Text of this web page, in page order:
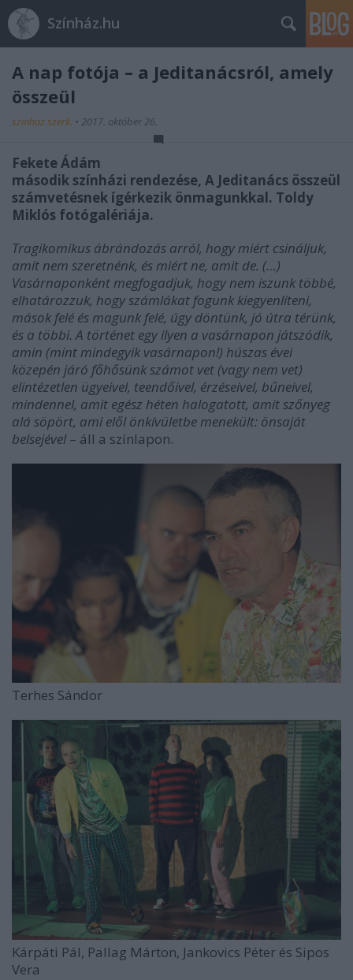
Színház.hu
A nap fotója – a Jeditanácsról, amely
összeül
szinhaz szerk. • 2017. október 26.
Fekete Ádám
második színházi rendezése, A Jeditanács összeül
számvetésnek ígérkezik önmagunkkal. Toldy
Miklós fotógalériája.
Tragikomikus ábrándozás arról, hogy miért csináljuk,
amit nem szeretnénk, és miért ne, amit de. (…)
Vasárnaponként megfogadjuk, hogy nem iszunk többé,
elhatározzuk, hogy számlákat fogunk kiegyenlíteni,
mások felé és magunk felé, úgy döntünk, jó útra térünk,
és a többi. A történet egy ilyen a vasárnapon játszódik,
amin (mint mindegyik vasárnapon!) húszas évei
közepén járó főhősünk számot vet (vagy nem vet)
elintézetlen ügyeivel, teendőivel, érzéseivel, bűneivel,
mindennel, amit egész héten halogatott, amit szőnyeg
alá söpört, ami elől önkívületbe menekült: önsaját
belsejével– áll a színlapon.
Terhes Sándor
Kárpáti Pál, Pallag Márton, Jankovics Péter és Sipos
Vera